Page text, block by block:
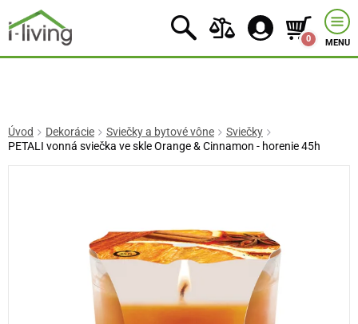
0 MENU
Úvod Dekorácie Sviečky a bytové vône
Sviečky
PETALI vonná sviečka ve skle Orange & Cinnamon - horenie 45h